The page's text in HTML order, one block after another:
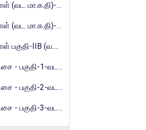
(வட. மா.க.தி)-2021
(வட. மா.க.தி)-2021
IIB (வ.மா.க.தி)-2021
1-வடமாகாணம்-2023
2-வடமாகாணம்-2023
3-வடமாகாணம்-2023